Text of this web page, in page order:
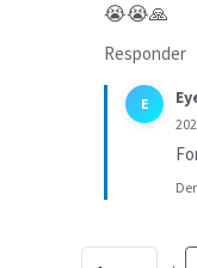
😭😭🙏
Responder
E